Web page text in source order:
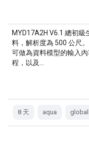
MYD17A2H V6.1 總初級
料，解析度為 500 公尺
可做為資料模型的輸入
程，以及…
8 天 aqua global